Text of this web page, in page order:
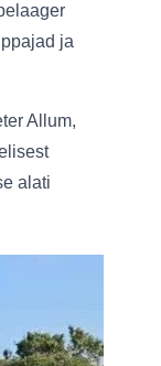
ja
Allum,
alati